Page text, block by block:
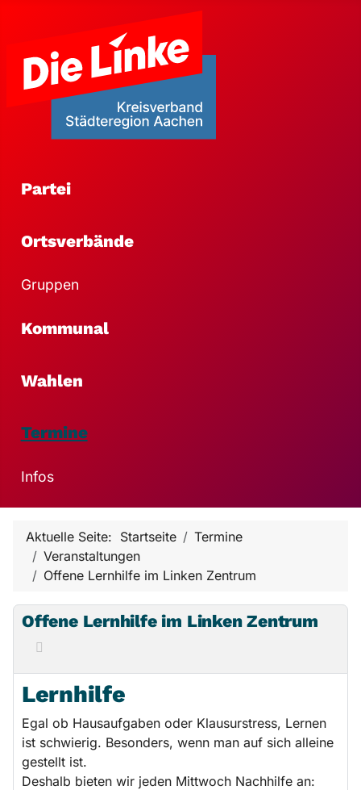
Partei
Ortsverbände
Gruppen
Kommunal
Wahlen
Termine
Infos
Aktuelle Seite: Startseite
Termine
Veranstaltungen
Offene Lernhilfe im Linken Zentrum
Offene Lernhilfe im Linken Zentrum
Lernhilfe
Egal ob Hausaufgaben oder Klausurstress, Lernen
ist schwierig. Besonders, wenn man auf sich alleine
gestellt ist.
Deshalb bieten wir jeden Mittwoch Nachhilfe an: